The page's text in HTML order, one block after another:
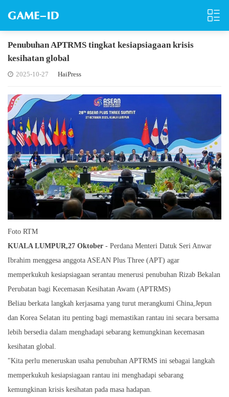
Penubuhan APTRMS tingkat kesiapsiagaan krisis
kesihatan global
2025-10-27 HaiPress
Foto RTM
KUALA LUMPUR,27 Oktober - Perdana Menteri Datuk Seri Anwar
Ibrahim menggesa anggota ASEAN Plus Three (APT) agar
memperkukuh kesiapsiagaan serantau menerusi penubuhan Rizab Bekalan
Perubatan bagi Kecemasan Kesihatan Awam (APTRMS)
Beliau berkata langkah kerjasama yang turut merangkumi China,Jepun
dan Korea Selatan itu penting bagi memastikan rantau ini secara bersama
lebih bersedia dalam menghadapi sebarang kemungkinan kecemasan
kesihatan global.
"Kita perlu meneruskan usaha penubuhan APTRMS ini sebagai langkah
memperkukuh kesiapsiagaan rantau ini menghadapi sebarang
kemungkinan krisis kesihatan pada masa hadapan.